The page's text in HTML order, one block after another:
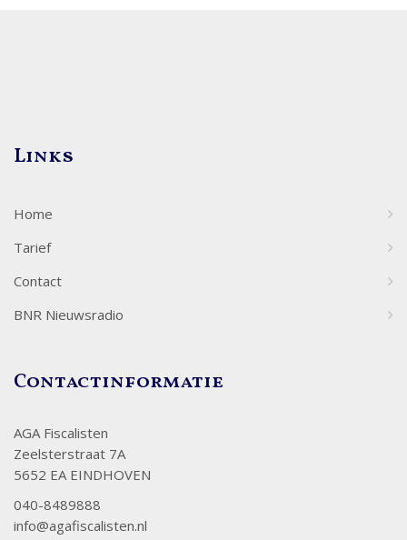
Links
Home
Tarief
Contact
BNR Nieuwsradio
Contactinformatie
AGA Fiscalisten
Zeelsterstraat 7A
5652 EA EINDHOVEN
040-8489888
info@agafiscalisten.nl